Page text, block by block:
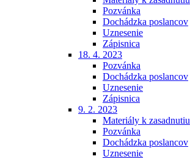
Pozvánka
Dochádzka poslancov
Uznesenie
Zápisnica
18. 4. 2023
Pozvánka
Dochádzka poslancov
Uznesenie
Zápisnica
9. 2. 2023
Materiály k zasadnutiu
Pozvánka
Dochádzka poslancov
Uznesenie